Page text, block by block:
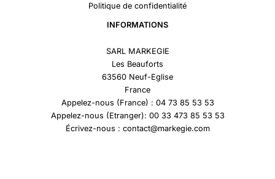
Politique de confidentialité
INFORMATIONS
SARL MARKEGIE
Les Beauforts
63560 Neuf-Eglise
France
Appelez-nous (France) : 04 73 85 53 53
Appelez-nous (Etranger): 00 33 473 85 53 53
Écrivez-nous : contact@markegie.com